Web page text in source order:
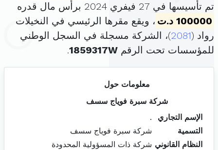
تم تأسيسها في 27 فيفري 2024 برأس مال قدره
100000 د.ت
، ويقع مقرها الرئيسي في النخيلات
رواد (2081)، الشركة مسجلة في السجل الوطني
للمؤسسات تحت الرقم 1859317W
.
معلومات حول
شركة سبرة فوياج سسف
الإسم التجاري
.
التسمية
شركة سبرة فوياج سسف
النظام القانوني شركة ذات المسؤولية المحدودة